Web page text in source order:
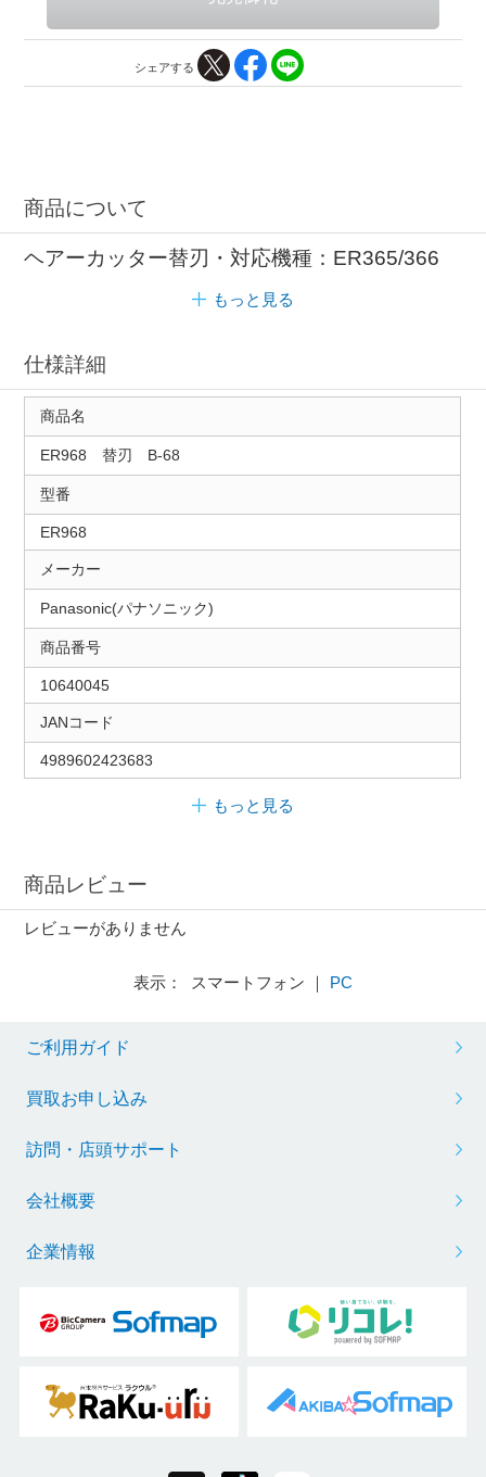
シェアする
商品について
ヘアーカッター替刃・対応機種：ER365/366
もっと見る
仕様詳細
商品名
ER968 替刃 B-68
型番
ER968
メーカー
Panasonic(パナソニック)
商品番号
10640045
JANコード
4989602423683
もっと見る
商品レビュー
レビューがありません
表示： スマートフォン ｜ PC
ご利用ガイド
買取お申し込み
訪問・店頭サポート
会社概要
企業情報